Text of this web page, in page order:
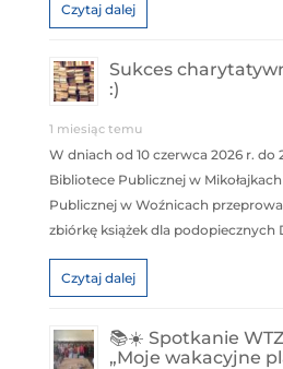
Czytaj dalej
Sukces
:)
1 miesiąc temu
W dniach od 10 czerwca 2026 r. do
Bibliotece Publicznej w
Publicznej w Woźnicach
zbiórkę książek dla podopiecznych
Czytaj dalej
📚☀️ Spotkanie
„Moje wakacyjne